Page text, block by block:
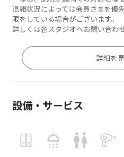
混雑状況によっては会員さまを優
限をしている場合がございます。
詳しくは各スタジオへお問い合わ
詳細を
設備・サービス